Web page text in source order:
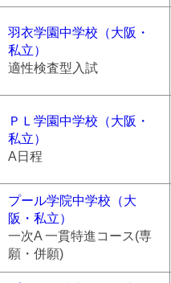
羽衣学園中学校（大阪・
私立）
適性検査型入試
ＰＬ学園中学校（大阪・
私立）
A日程
プール学院中学校（大
阪・私立）
一次A 一貫特進コース(専
願・併願)